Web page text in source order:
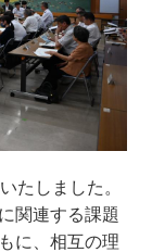
たしました。
関連する課題
に、相互の理